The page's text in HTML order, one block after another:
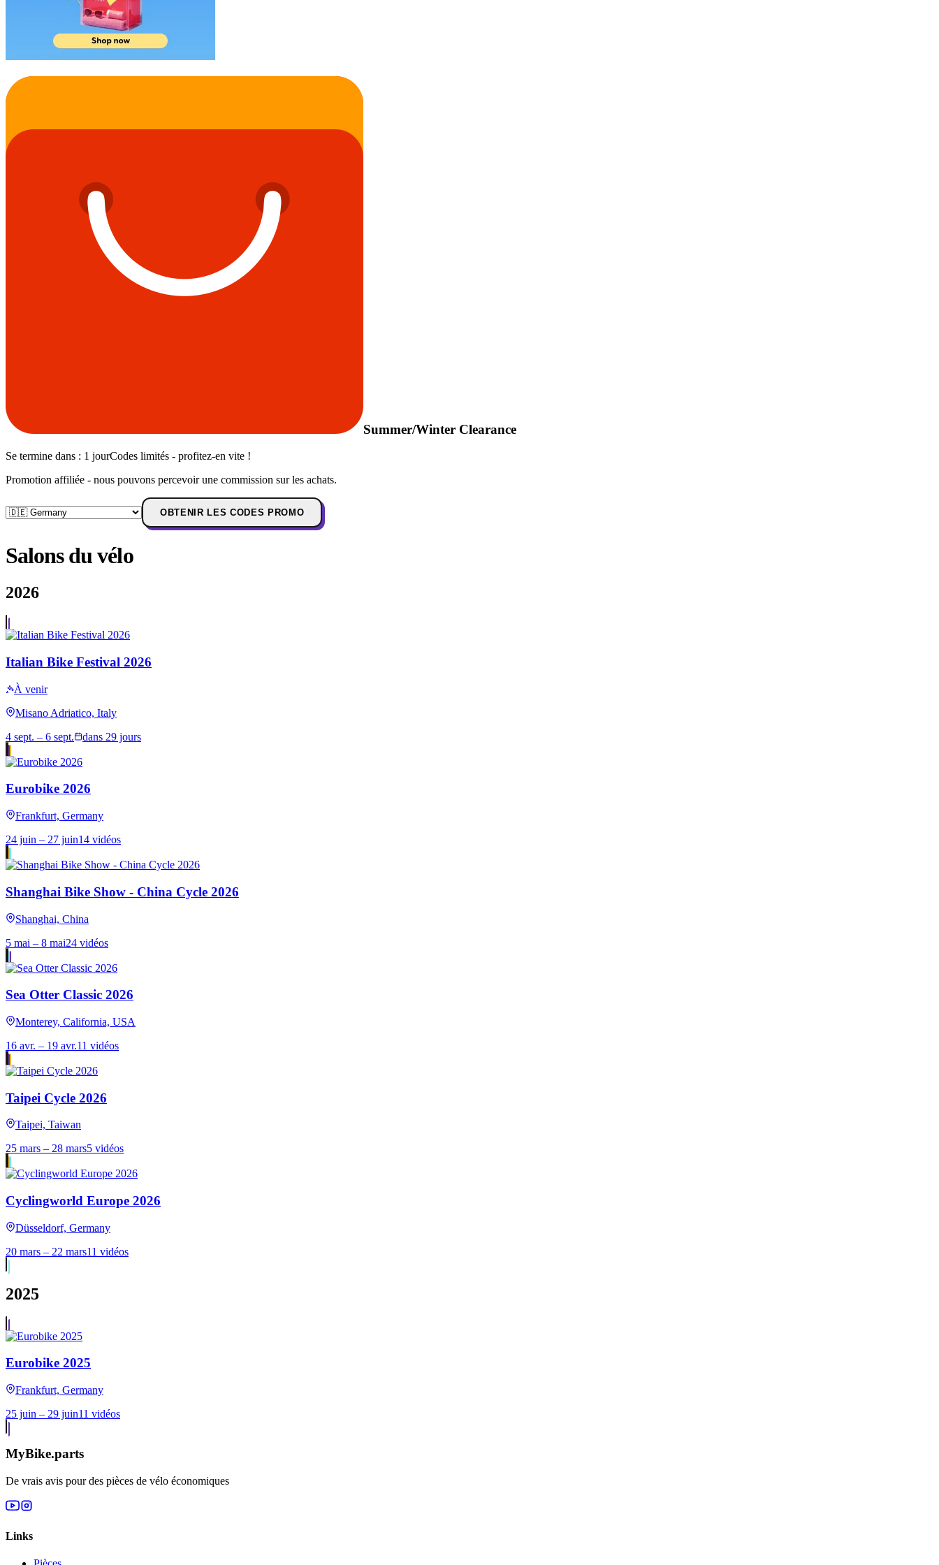
Summer/Winter Clearance
Se termine dans : 1 jourCodes limités - profitez-en vite !
Promotion affiliée - nous pouvons percevoir une commission sur les achats.
OBTENIR LES CODES PROMO
Salons du vélo
2026
Italian Bike Festival 2026
À venir
Misano Adriatico, Italy
4 sept. – 6 sept.
dans 29 jours
Eurobike 2026
Frankfurt, Germany
24 juin – 27 juin14 vidéos
Shanghai Bike Show - China Cycle 2026
Shanghai, China
5 mai – 8 mai24 vidéos
Sea Otter Classic 2026
Monterey, California, USA
16 avr. – 19 avr.11 vidéos
Taipei Cycle 2026
Taipei, Taiwan
25 mars – 28 mars5 vidéos
Cyclingworld Europe 2026
Düsseldorf, Germany
20 mars – 22 mars11 vidéos
2025
Eurobike 2025
Frankfurt, Germany
25 juin – 29 juin11 vidéos
MyBike.parts
De vrais avis pour des pièces de vélo économiques
Links